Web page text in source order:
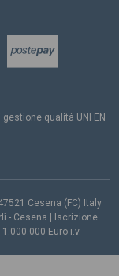
qualità UNI EN
Cesena (FC) Italy
- Cesena | Iscrizione
Euro i.v.